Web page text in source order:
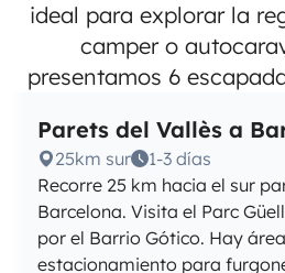
ideal para explorar la
camper o
presentamos 6
Parets del Vallès a
25km sur
1-3 días
Recorre 25 km hacia el sur
Barcelona. Visita el Parc
por el Barrio Gótico. Hay
estacionamiento para